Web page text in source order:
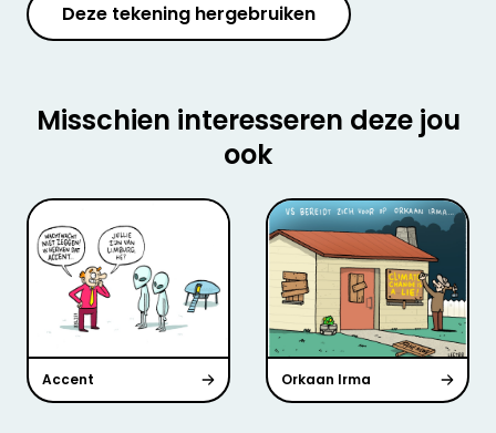
Deze tekening hergebruiken
Misschien interesseren deze jou
ook
Accent Orkaan Irma